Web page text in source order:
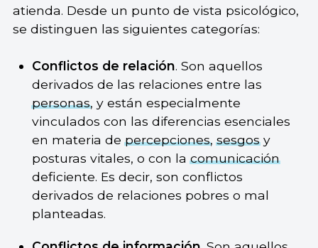
atienda. Desde un punto de vista psicológico,
se distinguen las siguientes categorías:
Conflictos de relación. Son aquellos
derivados de las relaciones entre las
personas, y están especialmente
vinculados con las diferencias esenciales
en materia depercepciones,sesgosy
posturas vitales, o con lacomunicación
deficiente. Es decir, son conflictos
derivados de relaciones pobres o mal
planteadas.